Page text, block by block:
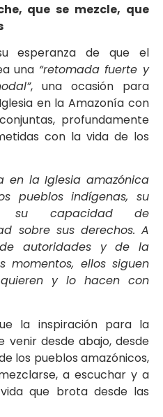
que se mezcle, que
esperanza de que el
una “retomada fuerte y
, una ocasión para
en la Amazonía con
profundamente
con la vida de los
en la Iglesia amazónica
pueblos indígenas, su
su capacidad de
sobre sus derechos. A
autoridades y de la
momentos, ellos siguen
y lo hacen con
la inspiración para la
venir desde abajo, desde
los pueblos amazónicos,
a escuchar y a
que brota desde las